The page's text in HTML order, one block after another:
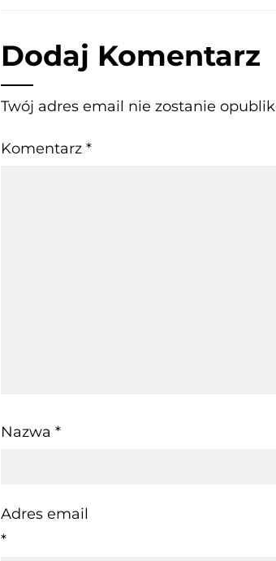
Dodaj Komentarz
Twój adres email nie zostanie
Komentarz *
Nazwa *
Adres email
*